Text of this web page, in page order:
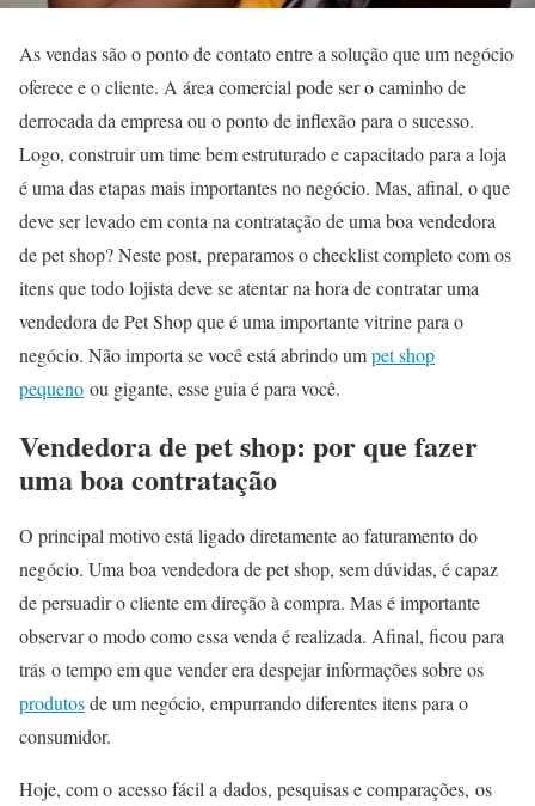
As vendas são o ponto de contato entre a solução que um negócio
oferece e o cliente. A área comercial pode ser o caminho de
derrocada da empresa ou o ponto de inflexão para o sucesso.
Logo, construir um time bem estruturado e capacitado para a loja
é uma das etapas mais importantes no negócio. Mas, afinal, o que
deve ser levado em conta na contratação de uma boa vendedora
de pet shop? Neste post, preparamos o checklist completo com os
itens que todo lojista deve se atentar na hora de contratar uma
vendedora de Pet Shop que é uma importante vitrine para o
negócio. Não importa se você está abrindo umpet shop
pequeno ou gigante, esse guia é para você.
Vendedora de pet shop: por que fazer
uma boa contratação
O principal motivo está ligado diretamente ao faturamento do
negócio. Uma boa vendedora de pet shop, sem dúvidas, é capaz
de persuadir o cliente em direção à compra. Mas é importante
observar o modo como essa venda é realizada. Afinal, ficou para
trás o tempo em que vender era despejar informações sobre os
produtosde um negócio, empurrando diferentes itens para o
consumidor.
Hoje, com o acesso fácil a dados, pesquisas e comparações, os